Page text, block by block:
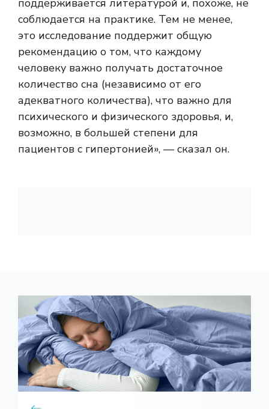
поддерживается литературой и, похоже, не
соблюдается на практике. Тем не менее,
это исследование поддержит общую
рекомендацию о том, что каждому
человеку важно получать достаточное
количество сна (независимо от его
адекватного количества), что важно для
психического и физического здоровья, и,
возможно, в большей степени для
пациентов с гипертонией», — сказал он.